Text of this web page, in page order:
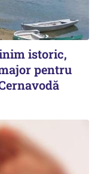
istoric,
pentru